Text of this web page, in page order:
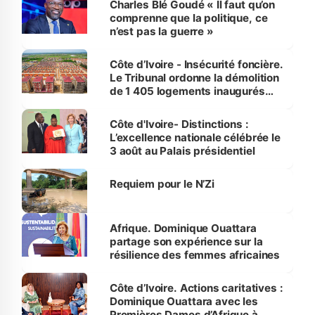
Charles Blé Goudé « Il faut qu’on
comprenne que la politique, ce
n’est pas la guerre »
Côte d’Ivoire - Insécurité foncière.
Le Tribunal ordonne la démolition
de 1 405 logements inaugurés
Bassam
Côte d'Ivoire- Distinctions :
L’excellence nationale célébrée le
3 août au Palais présidentiel
Requiem pour le N’Zi
Afrique. Dominique Ouattara
partage son expérience sur la
résilience des femmes africaines
Côte d’Ivoire. Actions caritatives :
Dominique Ouattara avec les